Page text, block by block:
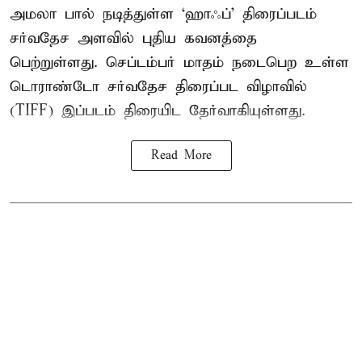
அமலா பால் நடித்துள்ள ‘ஹாஃப்’ திரைப்படம்
சர்வதேச அளவில் புதிய கவனத்தை
பெற்றுள்ளது. செப்டம்பர் மாதம் நடைபெற உள்ள
டொராண்டோ சர்வதேச திரைப்பட விழாவில்
(TIFF) இப்படம் திரையிட தேர்வாகியுள்ளது.
Read More